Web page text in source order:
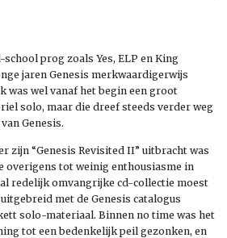
prog zoals Yes, ELP en King
jaren Genesis merkwaardigerwijs
was wel vanaf het begin een groot
solo, maar die dreef steeds verder weg
Genesis.
zijn “Genesis Revisited II” uitbracht was
overigens tot weinig enthousiasme in
redelijk omvangrijke cd-collectie moest
met de Genesis catalogus
solo-materiaal. Binnen no time was het
tot een bedenkelijk peil gezonken, en